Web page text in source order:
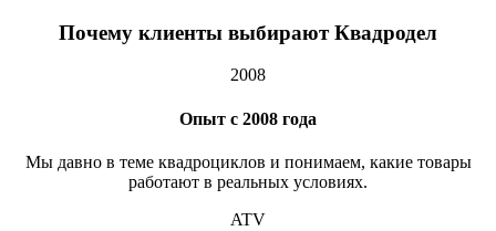
Почему клиенты выбирают Квадродел
2008
Опыт с 2008 года
Мы давно в теме квадроциклов и понимаем, какие товары
работают в реальных условиях.
ATV